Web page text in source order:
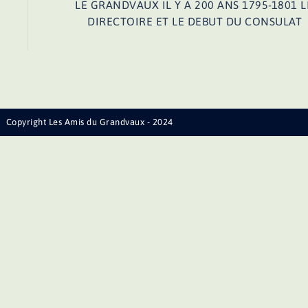
LE GRANDVAUX IL Y A 200 ANS 1795-1801
DIRECTOIRE ET LE DEBUT DU CONSULAT
Copyright Les Amis du Grandvaux - 2024